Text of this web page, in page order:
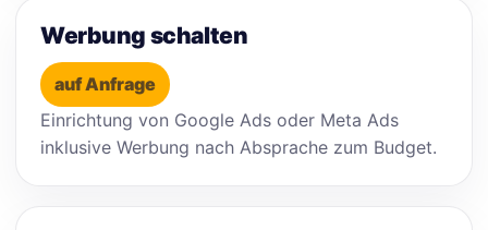
Werbung schalten
auf Anfrage
Einrichtung von Google Ads oder Meta Ads
inklusive Werbung nach Absprache zum Budget.